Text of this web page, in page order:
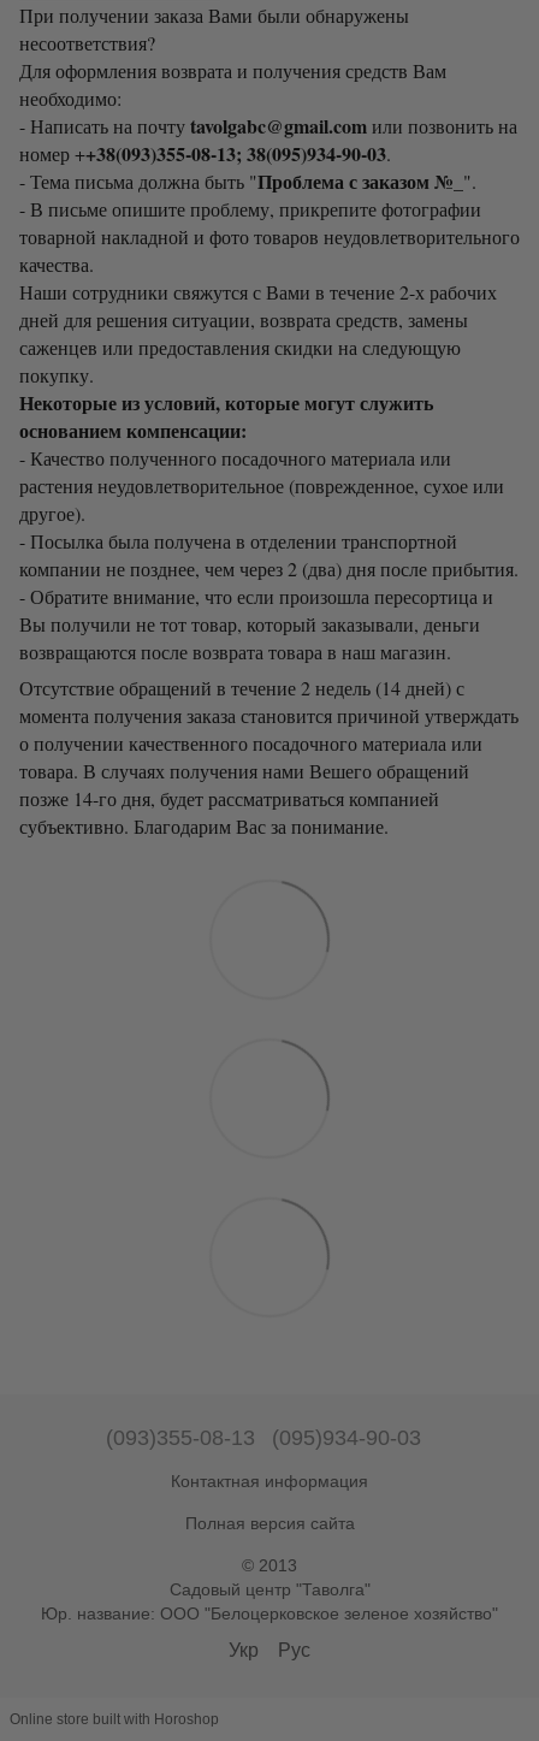
При получении заказа Вами были обнаружены
несоответствия?
Для оформления возврата и получения средств Вам
необходимо:
- Написать на почтуtavolgabc@gmail.comили позвонить на
номер ++38(093)355-08-13; 38(095)934-90-03.
- Тема письма должна быть "Проблема с заказом №_ ".
- В письме опишите проблему, прикрепите фотографии
товарной накладной и фото товаров неудовлетворительного
качества.
Наши сотрудники свяжутся с Вами в течение 2-х рабочих
дней для решения ситуации, возврата средств, замены
саженцев или предоставления скидки на следующую
покупку.
Некоторые из условий, которые могут служить
основанием компенсации:
- Качество полученного посадочного материала или
растения неудовлетворительное (поврежденное, сухое или
другое).
- Посылка была получена в отделении транспортной
компании не позднее, чем через 2 (два) дня после прибытия.
- Обратите внимание, что если произошла пересортица и
Вы получили не тот товар, который заказывали, деньги
возвращаются после возврата товара в наш магазин.
Отсутствие обращений в течение 2 недель (14 дней) с
момента получения заказа становится причиной утверждать
о получении качественного посадочного материала или
товара. В случаях получения нами Вешего обращений
позже 14-го дня, будет рассматриваться компанией
субъективно. Благодарим Вас за понимание.
(093)355-08-13 (095)934-90-03
Контактная информация
Полная версия сайта
© 2013
Садовый центр "Таволга"
Юр. название: ООО "Белоцерковское зеленое хозяйство"
Укр Рус
Online store built with Horoshop